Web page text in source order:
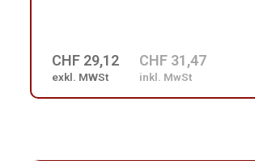
CHF 29,12
exkl. MWSt
CHF 31,47
inkl. MwSt